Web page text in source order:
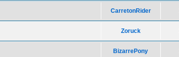
CarretonRider
Zoruck
BizarrePony